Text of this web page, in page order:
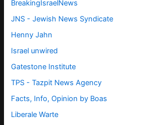
BreakingIsraelNews
JNS - Jewish News Syndicate
Henny Jahn
Israel unwired
Gatestone Institute
TPS -Tazpit News Agency
Facts, Info, Opinion by Boas
Liberale Warte